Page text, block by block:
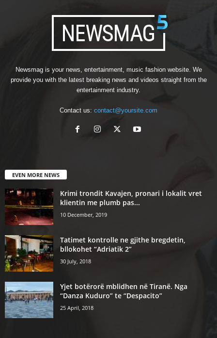
Newsmag is your news, entertainment, music fashion website. We
provide you with the latest breaking news and videos straight from the
entertainment industry.
Contact us: contact@yoursite.com
EVEN MORE NEWS
Krimi trondit Kavajen, pronari i lokalit vret
klientin me plumb pas...
10 December, 2019
Tatimet kontrolle ne gjithe bregdetin,
bllokohet “Adriatik 2”
30 July, 2018
Yjet botërorë mblidhen në Tiranë. Nga
“Danza Kuduro” te “Despacito”
25 April, 2018